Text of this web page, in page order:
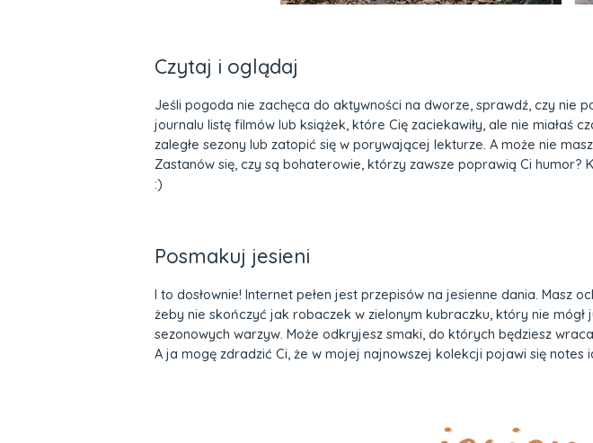
Czytaj i oglądaj
Jeśli pogoda nie zachęca do aktywności na dworze, sprawdź, czy nie
journalu listę filmów lub książek, które Cię zaciekawiły, ale nie miałaś
zaległe sezony lub zatopić się w porywającej lekturze. A może nie
Zastanów się, czy są bohaterowie, którzy zawsze poprawią Ci
:)
Posmakuj jesieni
I to dosłownie! Internet pełen jest przepisów na jesienne dania. Masz
żeby nie skończyć jak robaczek w zielonym kubraczku, który nie
sezonowych warzyw. Może odkryjesz smaki, do których będziesz
A ja mogę zdradzić Ci, że w mojej najnowszej kolekcji pojawi się notes